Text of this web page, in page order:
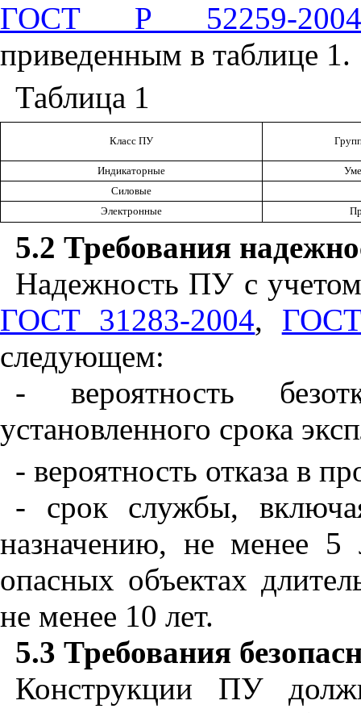
ГОСТ Р 52259-2004
приведенным в таблице 1.
Таблица 1
Класс ПУ
Индикаторные
Силовые
Электронные
5.2 Требования
Надежность ПУ с
ГОСТ 31283-2004,
следующем:
- вероятность
установленного срока
- вероятность отказа в
- срок службы,
назначению, не менее
опасных объектах
не менее 10 лет.
5.3 Требования
Конструкции ПУ